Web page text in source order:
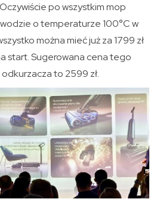
po wszystkim mop
o temperaturze 100°C w
można mieć już za 1799 zł
start. Sugerowana cena tego
to 2599 zł.